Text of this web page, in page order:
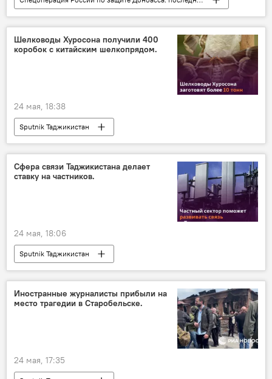
Европа и ЕС
СМИ
ДНР и ЛНР
Украина
Шелководы Хуросона получили 400
коробок с китайским шелкопрядом.
24 мая, 18:38
Sputnik Таджикистан
Сфера связи Таджикистана делает
ставку на частников.
24 мая, 18:06
Sputnik Таджикистан
Иностранные журналисты прибыли на
место трагедии в Старобельске.
24 мая, 17:35